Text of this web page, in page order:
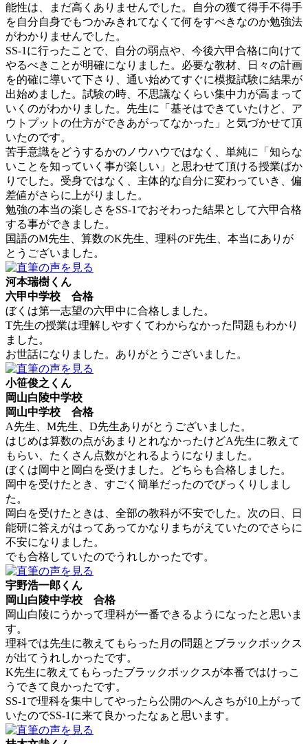
能性は、まだ高くありませんでした。自分の獲て得手不得手
を自分自身でもつかみきれてなくて何をすべきなのか勉強法
がわかりませんでした。
SS-1に行ったことで、自分の弱点や、今後六甲合格に向けて
やるべきことが明確になりました。必要な教材、日々の計画
を的確に導いて下さり、通い始めてすぐに模擬試験に結果が
出始めました。試験の時、不思議なくらい集中力が高まって
いくのがわかりました。先生に「基そはできていたけど、ア
ウトプットの仕方ができあがってなかった」と気づかせて頂
いたのです。
苦手意識をどうするかのノウハウではなく、単純に「知らな
いことを知っていく事が楽しい」と思わせて頂ける授業ばか
りでした。受身ではなく、主体的な自分に変わっていき、偏
差値がさらに上がりました。
勉強の本当の楽しさをSS-1でおそわった結果として六甲合格
する事ができました。
国語のM先生、算数のK先生、理科のF先生、本当にありが
とうございました。
河本瑞樹くん
六甲中学校 合格
ぼくは第一志望の六甲中に合格しました。
T先生の授業は理解しやすくてわからなかった問題もわかり
ました。
お世話になりました。ありがとうございました。
小笹俊之くん
岡山白陵中学校
岡山中学校 合格
A先生、M先生、D先生ありがとうございました。
はじめは算数の点があまりとれなかったけどA先生に教えて
もらい、たくさん点数がとれるようになりました。
ぼくは岡中と岡白を受けました。どちらも合格しました。
岡中を受けたとき、すごく簡単だったのでびっくりしまし
た。
岡白を受けたときは、全部の教科が不安でした。次の日、日
能研に答えがはってあってかなりまちがえていたのでさらに
不安になりました。
でも合格していたのでうれしかったです。
宇野浩一郎くん
岡山白陵中学校 合格
岡山白陵にうかって理科が一番できるようになったと思いま
す。
理科では先生に教えてもらった月の問題とブラックボックス
が出てうれしかったです。
K先生に教えてもらったブラックボックスが本番ではけっこ
うできて良かったです。
SS-1で理科を集中してやったら公開のへんさちが10上がって
いたのでSS-1に来て良かったなぁと思います。